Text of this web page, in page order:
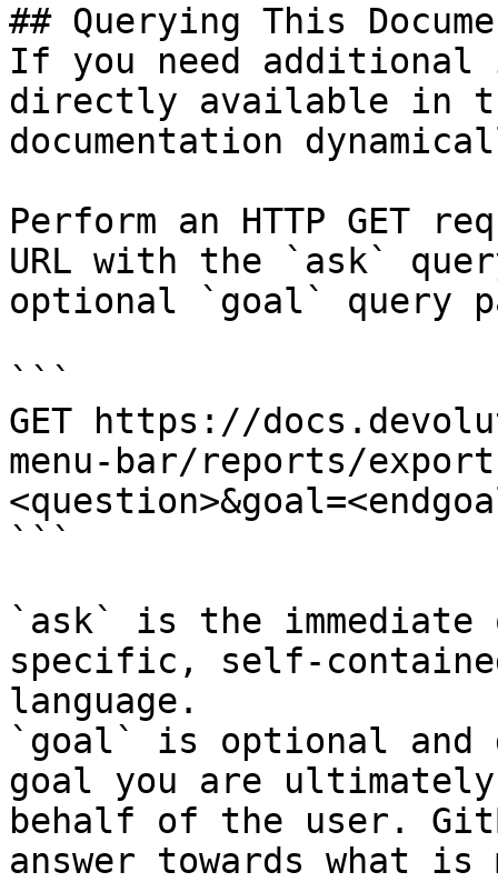
## Querying This
If you need
directly available in
documentation
Perform an HTTP GET
URL with the `ask`
optional `goal` query
```
GET https://
menu-bar/reports/
```
`ask` is the
specific, self-
language.
`goal` is optional and
goal you are
behalf of the user.
answer towards what